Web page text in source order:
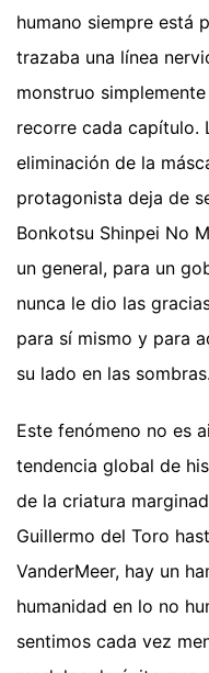
humano siempre está
trazaba una línea
monstruo
recorre cada capítulo.
eliminación de la
protagonista deja de
Bonkotsu Shinpei No
un general, para un
nunca le dio las
para sí mismo y para
su lado en las sombras.
Este fenómeno no es
tendencia global de
de la criatura
Guillermo del Toro
VanderMeer, hay un
humanidad en lo no
sentimos cada vez